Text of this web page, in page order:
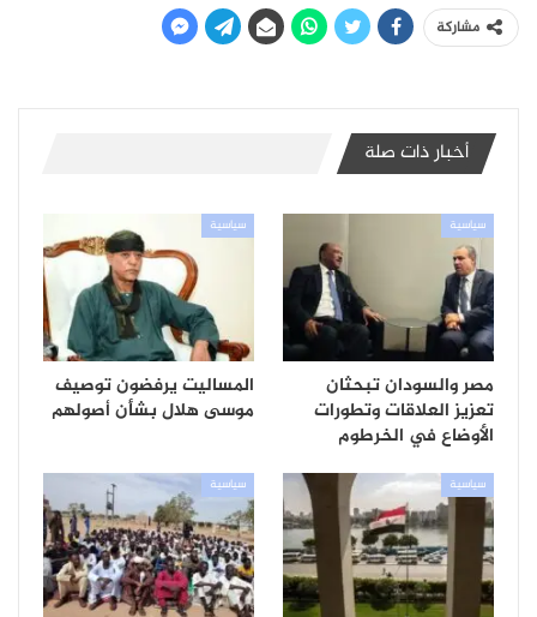
مشاركة
أخبار ذات صلة
سياسية
مصر والسودان تبحثان
تعزيز العلاقات وتطورات
الأوضاع في الخرطوم
سياسية
المساليت يرفضون توصيف
موسى هلال بشأن أصولهم
سياسية سياسية